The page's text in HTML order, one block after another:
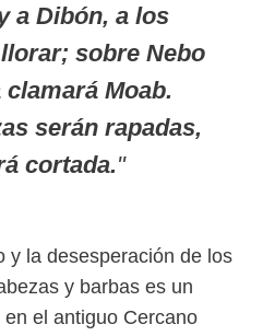
a Dibón, a los
sobre Nebo
Moab.
serán rapadas,
cortada."
y la desesperación de los
y barbas es un
el antiguo Cercano